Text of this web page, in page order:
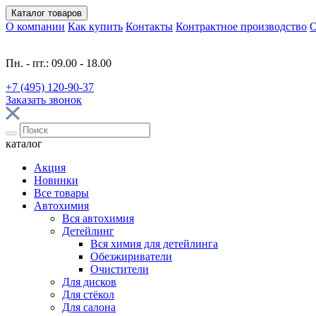
Каталог товаров
О компании Как купить Контакты Контрактное производство
Пн. - пт.: 09.00 - 18.00
+7 (495) 120-90-37
Заказать звонок
каталог
Акция
Новинки
Все товары
Автохимия
Вся автохимия
Детейлинг
Вся химия для детейлинга
Обезжириватели
Очистители
Для дисков
Для стёкол
Для салона